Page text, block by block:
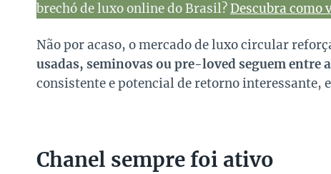
brechó de luxo online do Brasil?Descubra como
Não por acaso, o mercado de luxo circular
usadas, seminovas ou pre-loved seguem entre
consistente e potencial de retorno interessante,
Chanel sempre foi ativo